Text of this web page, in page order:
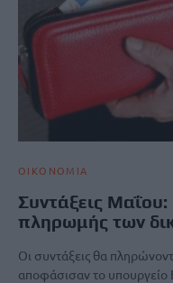
ΟΙΚΟΝΟΜΙΑ
Συντάξεις Μαΐου:
πληρωμής των
Οι συντάξεις θα
αποφάσισαν το υπουργείο